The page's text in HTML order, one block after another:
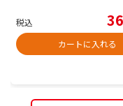
税込
カートに入れる